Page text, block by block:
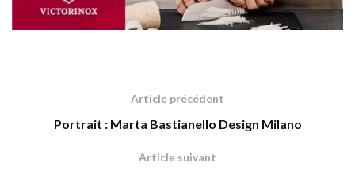
Article précédent
Portrait : Marta Bastianello Design Milano
Article suivant